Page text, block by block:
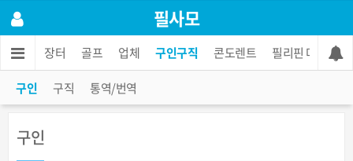
필사모
재능 장터 골프 업체 구인구직 콘도렌트 필리핀 마사지
구인 구직 통역/번역
구인